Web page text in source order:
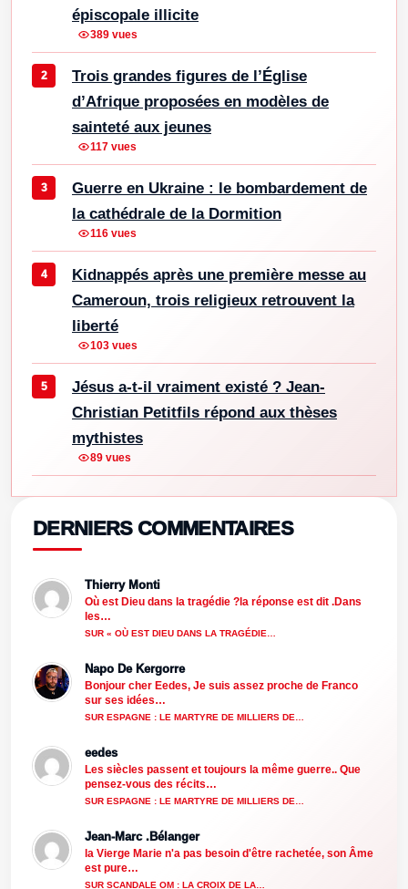
épiscopale illicite
389 vues
Trois grandes figures de l’Église
d’Afrique proposées en modèles de
sainteté aux jeunes
117 vues
Guerre en Ukraine : le bombardement de
la cathédrale de la Dormition
116 vues
Kidnappés après une première messe au
Cameroun, trois religieux retrouvent la
liberté
103 vues
Jésus a-t-il vraiment existé ? Jean-
Christian Petitfils répond aux thèses
mythistes
89 vues
DERNIERS COMMENTAIRES
Thierry Monti
Où est Dieu dans la tragédie ?la réponse est dit .Dans
les…
SUR « OÙ EST DIEU DANS LA TRAGÉDIE…
Napo De Kergorre
Bonjour cher Eedes, Je suis assez proche de Franco
sur ses idées…
SUR ESPAGNE : LE MARTYRE DE MILLIERS DE…
eedes
Les siècles passent et toujours la même guerre.. Que
pensez-vous des récits…
SUR ESPAGNE : LE MARTYRE DE MILLIERS DE…
Jean-Marc .Bélanger
la Vierge Marie n'a pas besoin d'être rachetée, son Âme
est pure…
SUR SCANDALE OM : LA CROIX DE LA…